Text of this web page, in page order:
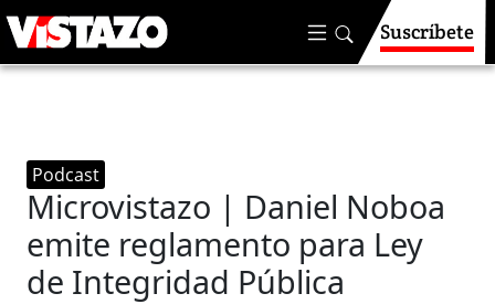
Suscríbete
Podcast
Microvistazo | Daniel Noboa
emite reglamento para Ley
de Integridad Pública